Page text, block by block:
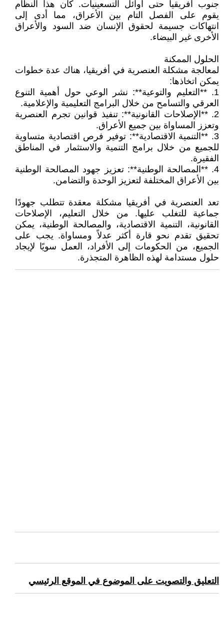
جنوب أفريقيا حتى أوائل التسعينيات. كان هذا النظام
يقوم على الفصل التام بين الأعراق، مما أدى إلى
انتهاكات جسيمة لحقوق الإنسان ضد السود والأعراق
الأخرى غير البيضاء.
الحلول الممكنة
لمعالجة مشكلة العنصرية في أفريقيا، هناك عدة خطوات
يمكن اتخاذها:
1. **التعليم والتوعية**: نشر الوعي حول أهمية التنوع
العرقي والتسامح من خلال البرامج التعليمية والإعلامية.
2. **الإصلاحات القانونية**: تنفيذ قوانين تجرم العنصرية
وتعزز المساواة بين جميع الأعراق.
3. **التنمية الاقتصادية**: توفير فرص اقتصادية متساوية
للجميع من خلال برامج التنمية والاستثمار في المناطق
الفقيرة.
4. **المصالحة الوطنية**: تعزيز جهود المصالحة الوطنية
بين الأعراق المختلفة لتعزيز الوحدة والتضامن.
تعد العنصرية في أفريقيا مشكلة معقدة تتطلب جهودًا
جماعية للتغلب عليها. من خلال التعليم، الإصلاحات
القانونية، التنمية الاقتصادية، والمصالحة الوطنية، يمكن
تحقيق تقدم نحو قارة أكثر عدلاً ومساواة. يجب على
الجميع، من الحكومات إلى الأفراد، العمل سويًا لإيجاد
حلول مستدامة لهذه الظاهرة المتجذرة.
التعليق والتصويت على الموضوع في الموقع الرئيسي